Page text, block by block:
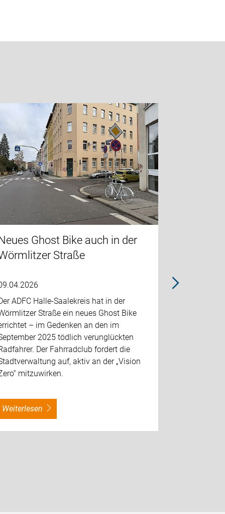
Neues Ghost Bike auch in der
Straße
ADFC Halle-Saalekreis hat in der
Straße ein neues Ghost Bike
– im Gedenken an den im
2025 tödlich verunglückten
Der Fahrradclub fordert die
auf, aktiv an der „Vision
mitzuwirken.
weiterlesen